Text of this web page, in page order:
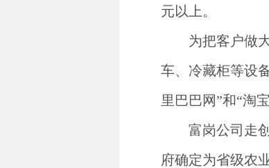
元以上。
为把客户做
车、冷藏柜等设
里巴巴网”和“淘
富岗公司走
府确定为省级农